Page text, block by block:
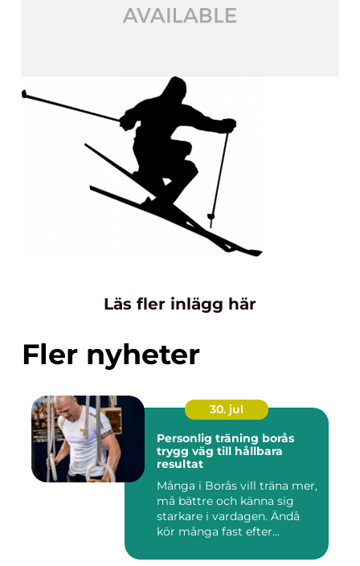
Läs fler inlägg här
Fler nyheter
30. jul
Personlig träning borås
trygg väg till hållbara
resultat
Många i Borås vill träna mer,
må bättre och känna sig
starkare i vardagen. Ändå
kör många fast efter...